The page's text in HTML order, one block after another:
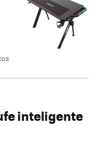
inteligente